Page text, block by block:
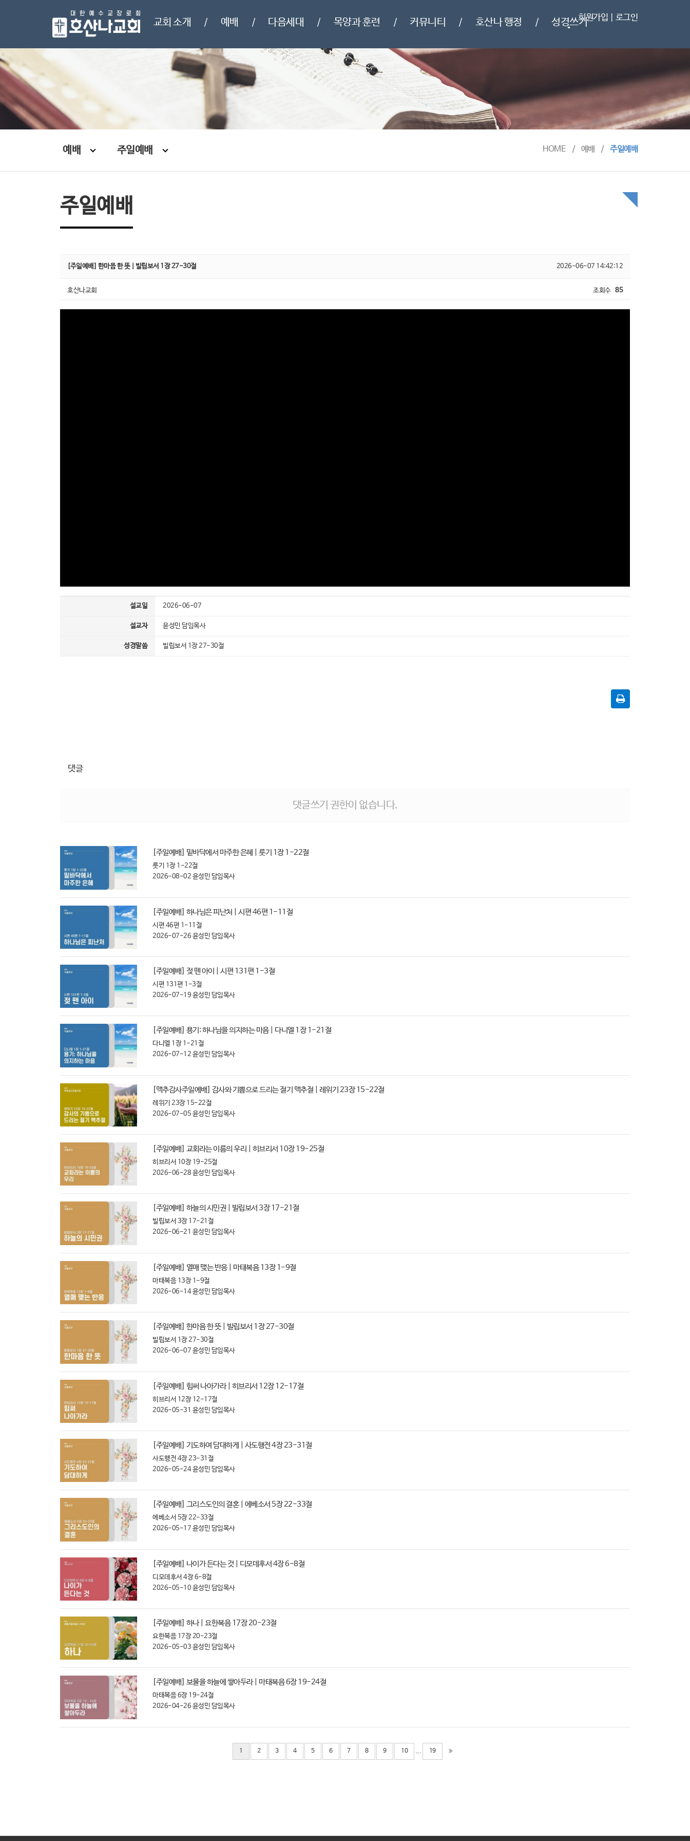
회원가입 로그인
교회 소개 / 예배 / 다음세대 / 목양과 훈련 / 커뮤니티 / 호산나 행정 / 성경쓰기
예배 주일예배 HOME / 예배 / 주일예배
주일예배
[주일예배] 한마음 한 뜻 | 빌립보서 1장 27-30절 2026-06-07 14:42:12
호산나교회 조회수 85
설교일 2026-06-07
설교자 윤성민 담임목사
성경말씀 빌립보서 1장 27-30절
댓글
댓글쓰기 권한이 없습니다.
[주일예배] 밑바닥에서 마주한 은혜 | 룻기 1장 1-22절
룻기 1장 1-22절
2026-08-02 윤성민 담임목사
[주일예배] 하나님은 피난처 | 시편 46편 1-11절
시편 46편 1-11절
2026-07-26 윤성민 담임목사
[주일예배] 젖 뗀 아이 | 시편 131편 1-3절
시편 131편 1-3절
2026-07-19 윤성민 담임목사
[주일예배] 용기: 하나님을 의지하는 마음 | 다니엘 1장 1-21절
다니엘 1장 1-21절
2026-07-12 윤성민 담임목사
[맥추감사주일예배] 감사와 기쁨으로 드리는 절기 맥추절 | 레위기 23장 15-22절
레위기 23장 15-22절
2026-07-05 윤성민 담임목사
[주일예배] 교회라는 이름의 우리 | 히브리서 10장 19-25절
히브리서 10장 19-25절
2026-06-28 윤성민 담임목사
[주일예배] 하늘의 시민권 | 빌립보서 3장 17-21절
빌립보서 3장 17-21절
2026-06-21 윤성민 담임목사
[주일예배] 열매 맺는 반응 | 마태복음 13장 1-9절
마태복음 13장 1-9절
2026-06-14 윤성민 담임목사
[주일예배] 한마음 한 뜻 | 빌립보서 1장 27-30절
빌립보서 1장 27-30절
2026-06-07 윤성민 담임목사
[주일예배] 힘써 나아가라 | 히브리서 12장 12-17절
히브리서 12장 12-17절
2026-05-31 윤성민 담임목사
[주일예배] 기도하여 담대하게 | 사도행전 4장 23-31절
사도행전 4장 23-31절
2026-05-24 윤성민 담임목사
[주일예배] 그리스도인의 결혼 | 에베소서 5장 22-33절
에베소서 5장 22-33절
2026-05-17 윤성민 담임목사
[주일예배] 나이가 든다는 것 | 디모데후서 4장 6-8절
디모데후서 4장 6-8절
2026-05-10 윤성민 담임목사
[주일예배] 하나 | 요한복음 17장 20-23절
요한복음 17장 20-23절
2026-05-03 윤성민 담임목사
[주일예배] 보물을 하늘에 쌓아두라 | 마태복음 6장 19-24절
마태복음 6장 19-24절
2026-04-26 윤성민 담임목사
1 2 3 4 5 6 7 8 9 10 ... 19